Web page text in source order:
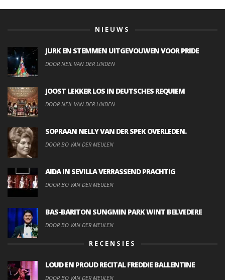
NIEUWS
JURK EN STEMMEN UITGEVOUWEN VOOR PRIDE
DOOR NEIL VAN DER LINDEN
JOOST LEKKER LOS IN DEUTSCHES REQUIEM
DOOR NEIL VAN DER LINDEN
SOPRAAN NELLY VAN DER SPEK OVERLEDEN.
DOOR BO VAN DER MEULEN
AIDA IN SEVILLA VERRASSEND PRACHTIG
DOOR BO VAN DER MEULEN
BAS-BARITON SUNGMIN PARK WINT BELVEDERE
DOOR BO VAN DER MEULEN
RECENSIES
LOUD EN PROUD RECITAL FREDDIE BALLENTINE
DOOR BO VAN DER MEULEN